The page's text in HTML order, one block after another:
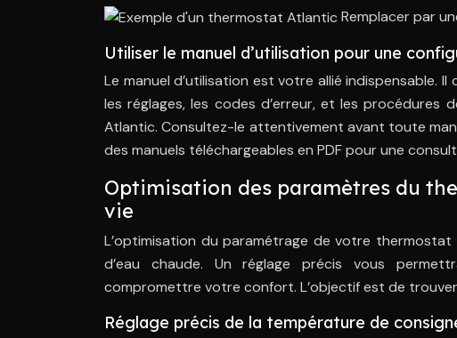
Remplacer par
Utiliser le manuel d’utilisation pour une
Le manuel d’utilisation est votre allié indispensable.
les réglages, les codes d’erreur, et les
Atlantic. Consultez-le attentivement avant toute
des manuels téléchargeables en PDF pour une
Optimisation des paramètres du
vie
L’optimisation du paramétrage de votre
d’eau chaude. Un réglage précis vous
compromettre votre confort. L’objectif est de
Réglage précis de la température de